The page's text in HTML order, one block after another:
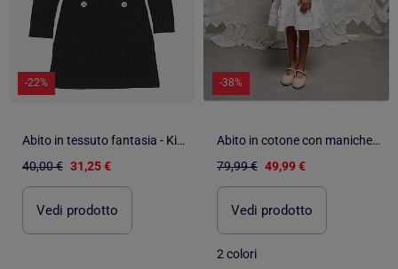
-22%
Abito in tessuto fantasia - Kids Star
40,00 € 31,25 €
Vedi prodotto
-38%
Abito in cotone con maniche a mantella e cintura
79,99 € 49,99 €
Vedi prodotto
2 colori